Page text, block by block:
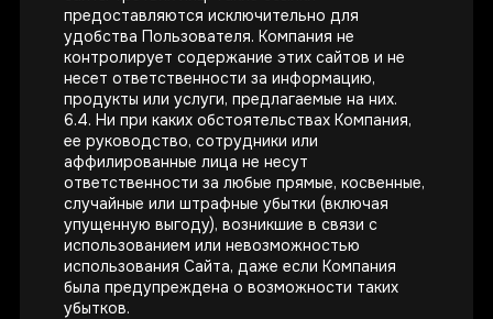
предоставляются исключительно для
удобства Пользователя. Компания не
контролирует содержание этих сайтов и не
несет ответственности за информацию,
продукты или услуги, предлагаемые на них.
6.4. Ни при каких обстоятельствах Компания,
ее руководство, сотрудники или
аффилированные лица не несут
ответственности за любые прямые, косвенные,
случайные или штрафные убытки (включая
упущенную выгоду), возникшие в связи с
использованием или невозможностью
использования Сайта, даже если Компания
была предупреждена о возможности таких
убытков.
2017–2026 © Нейри
АО «Нейрореволюция»
г. Москва, ул. Бакунинская, д. 73, стр. 2
ИНН 9701255148 ОГРН 1237700501268
hello@neiry-bci.com
pr@@neiry-bci.com